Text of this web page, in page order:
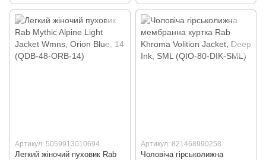
Артикул: 5059913010694
Легкий жіночий пуховик Rab
Артикул: 821468990258
Чоловіча гірськолижна